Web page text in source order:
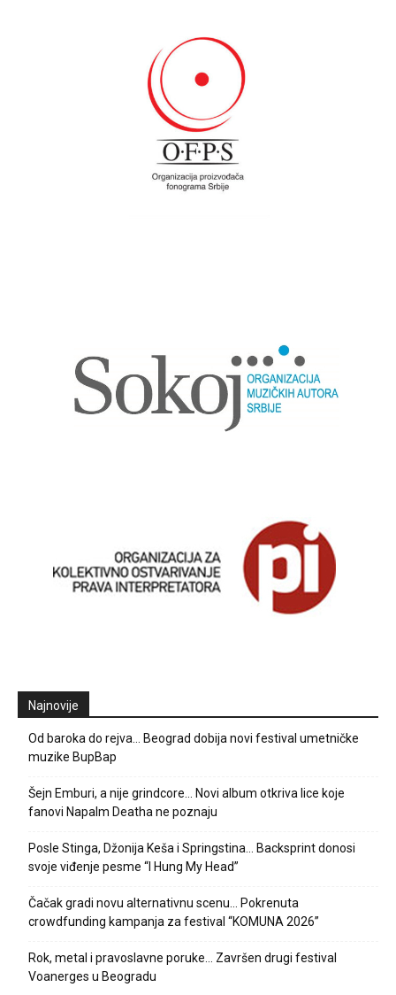
Najnovije
Od baroka do rejva… Beograd dobija novi festival umetničke
muzike BupBap
Šejn Emburi, a nije grindcore… Novi album otkriva lice koje
fanovi Napalm Deatha ne poznaju
Posle Stinga, Džonija Keša i Springstina… Backsprint donosi
svoje viđenje pesme “I Hung My Head”
Čačak gradi novu alternativnu scenu… Pokrenuta
crowdfunding kampanja za festival “KOMUNA 2026”
Rok, metal i pravoslavne poruke… Završen drugi festival
Voanerges u Beogradu